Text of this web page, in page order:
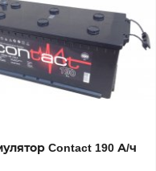
Contact 190 А/ч